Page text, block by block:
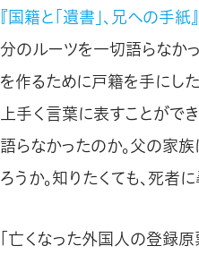
『国籍と「遺書」、兄への手紙』
分のルーツを一切語らなか
を作るために戸籍を手にし
上手く言葉に表すことがで
語らなかったのか。父の家
ろうか。知りたくても、死者
「亡くなった外国人の登録原